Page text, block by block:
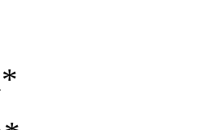
*